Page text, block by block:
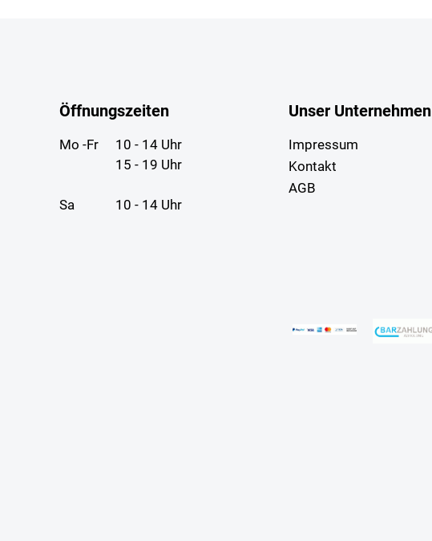
Öffnungszeiten
Mo -Fr
10 - 14 Uhr
15 - 19 Uhr
Sa 10 - 14 Uhr
Unser Unternehmen
Impressum
Kontakt
AGB